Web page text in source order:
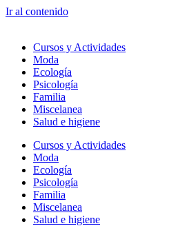
Ir al contenido
Cursos y Actividades
Moda
Ecología
Psicología
Familia
Miscelanea
Salud e higiene
Cursos y Actividades
Moda
Ecología
Psicología
Familia
Miscelanea
Salud e higiene